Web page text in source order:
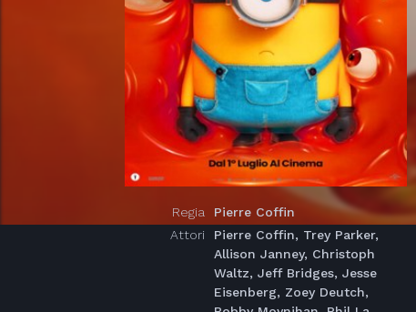
Regia
Pierre Coffin
Attori
Pierre Coffin, Trey Parker,
Allison Janney, Christoph
Waltz, Jeff Bridges, Jesse
Eisenberg, Zoey Deutch,